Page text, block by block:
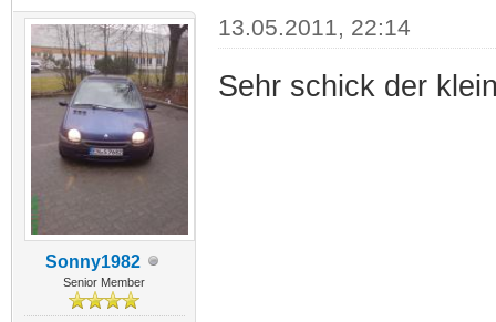
Sonny1982
Senior Member
13.05.2011, 22:14
Sehr schick der